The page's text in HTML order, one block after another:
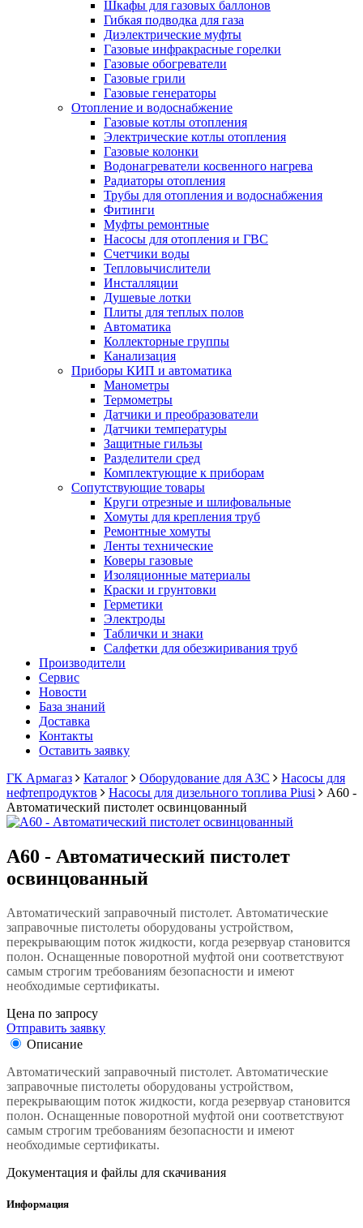
Шкафы для газовых баллонов
Гибкая подводка для газа
Диэлектрические муфты
Газовые инфракрасные горелки
Газовые обогреватели
Газовые грили
Газовые генераторы
Отопление и водоснабжение
Газовые котлы отопления
Электрические котлы отопления
Газовые колонки
Водонагреватели косвенного нагрева
Радиаторы отопления
Трубы для отопления и водоснабжения
Фитинги
Муфты ремонтные
Насосы для отопления и ГВС
Счетчики воды
Тепловычислители
Инсталляции
Душевые лотки
Плиты для теплых полов
Автоматика
Коллекторные группы
Канализация
Приборы КИП и автоматика
Манометры
Термометры
Датчики и преобразователи
Датчики температуры
Защитные гильзы
Разделители сред
Комплектующие к приборам
Сопутствующие товары
Круги отрезные и шлифовальные
Хомуты для крепления труб
Ремонтные хомуты
Ленты технические
Коверы газовые
Изоляционные материалы
Краски и грунтовки
Герметики
Электроды
Таблички и знаки
Салфетки для обезжиривания труб
Производители
Сервис
Новости
База знаний
Доставка
Контакты
Оставить заявку
ГК Армагаз
Каталог Оборудование для АЗС
Насосы для
нефтепродуктов
Насосы для дизельного топлива Piusi
А60 -
Автоматический пистолет освинцованный
А60 - Автоматический пистолет
освинцованный
Автоматический заправочный пистолет. Автоматические
заправочные пистолеты оборудованы устройством,
перекрывающим поток жидкости, когда резервуар становится
полон. Оснащенные поворотной муфтой они соответствуют
самым строгим требованиям безопасности и имеют
необходимые сертификаты.
Цена по запросу
Отправить заявку
Описание
Автоматический заправочный пистолет. Автоматические
заправочные пистолеты оборудованы устройством,
перекрывающим поток жидкости, когда резервуар становится
полон. Оснащенные поворотной муфтой они соответствуют
самым строгим требованиям безопасности и имеют
необходимые сертификаты.
Документация и файлы для скачивания
Информация